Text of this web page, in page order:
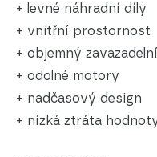
+ levné náhradní díly
+ vnitřní prostornost
+ objemný
+ odolné motory
+ nadčasový design
+ nízká ztráta